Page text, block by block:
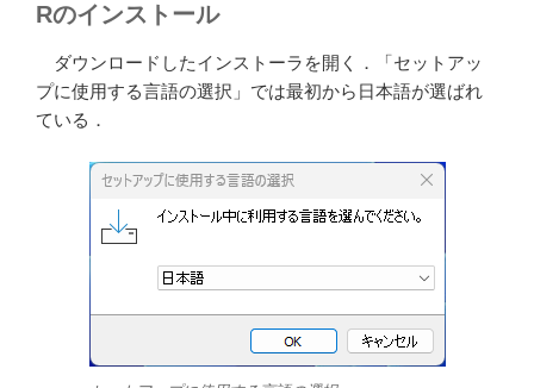
Rのインストール
ダウンロードしたインストーラを開く．「セットアッ
プに使用する言語の選択」では最初から日本語が選ばれ
ている．